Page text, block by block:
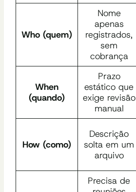
Who (quem)
Nome
apenas
registrados,
sem
cobrança
When
(quando)
Prazo
estático que
exige revisão
manual
How (como)
Descrição
solta em um
arquivo
Precisa de